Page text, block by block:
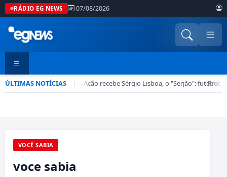
RÁDIO EG NEWS 07/08/2026
ÚLTIMAS NOTÍCIAS |
Esporte em Ação recebe Sérgio Lisboa, o "Serjão": futebol,
•
VOCÊ SABIA
voce sabia